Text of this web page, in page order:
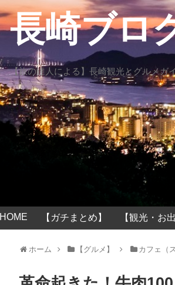
長崎ブロ
【旅の達人による】長崎観光とグルメガ
HOME 【ガチまとめ】 【観光・お
ホーム 【グルメ】 カフェ（